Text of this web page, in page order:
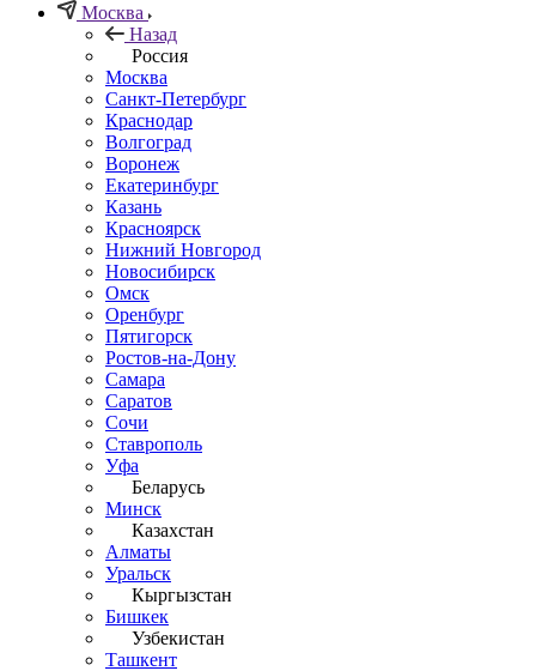
Москва
Назад
Россия
Москва
Санкт-Петербург
Краснодар
Волгоград
Воронеж
Екатеринбург
Казань
Красноярск
Нижний Новгород
Новосибирск
Омск
Оренбург
Пятигорск
Ростов-на-Дону
Самара
Саратов
Сочи
Ставрополь
Уфа
Беларусь
Минск
Казахстан
Алматы
Уральск
Кыргызстан
Бишкек
Узбекистан
Ташкент